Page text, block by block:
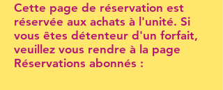
Cette page de réservation est
réservée aux achats à l'unité. Si
vous êtes détenteur d'un forfait,
veuillez vous rendre à la page
Réservations abonnés :